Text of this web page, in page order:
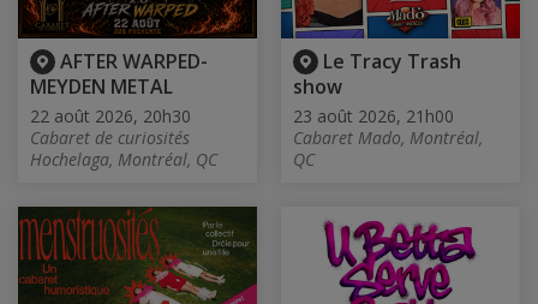
AFTER WARPED-
MEYDEN METAL
22 août 2026, 20h30
Cabaret de curiosités
Hochelaga, Montréal, QC
Le Tracy Trash
show
23 août 2026, 21h00
Cabaret Mado, Montréal,
QC